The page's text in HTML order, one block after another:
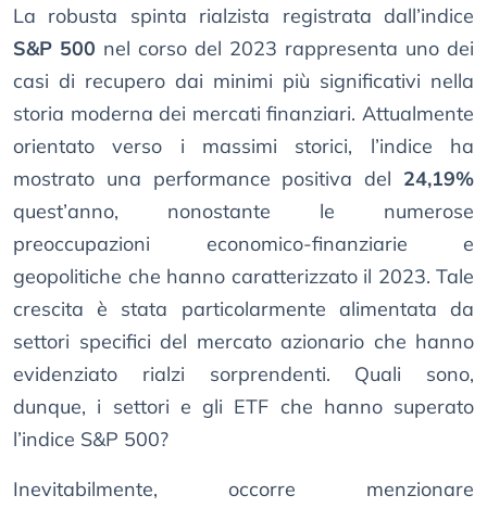
La robusta spinta rialzista registrata dall’indice
S&P 500 nel corso del 2023 rappresenta uno dei
casi di recupero dai minimi più significativi nella
storia moderna dei mercati finanziari. Attualmente
orientato verso i massimi storici, l’indice ha
mostrato una performance positiva del 24,19%
quest’anno, nonostante le numerose
preoccupazioni economico-finanziarie e
geopolitiche che hanno caratterizzato il 2023. Tale
crescita è stata particolarmente alimentata da
settori specifici del mercato azionario che hanno
evidenziato rialzi sorprendenti. Quali sono,
dunque, i settori e gli ETF che hanno superato
l’indice S&P 500?
Inevitabilmente, occorre menzionare